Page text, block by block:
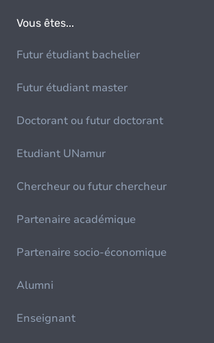
Vous êtes...
Futur étudiant bachelier
Futur étudiant master
Doctorant ou futur doctorant
Etudiant UNamur
Chercheur ou futur chercheur
Partenaire académique
Partenaire socio-économique
Alumni
Enseignant